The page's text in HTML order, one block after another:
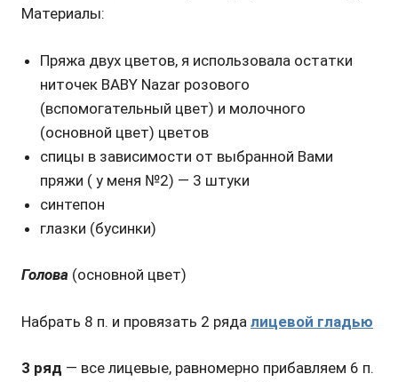
Материалы:
Пряжа двух цветов, я использовала остатки
ниточек BABY Nazar розового
(вспомогательный цвет) и молочного
(основной цвет) цветов
спицы в зависимости от выбранной Вами
пряжи ( у меня №2) — 3 штуки
синтепон
глазки (бусинки)
Голова (основной цвет)
Набрать 8 п. и провязать 2 ряда лицевой гладью
3 ряд — все лицевые, равномерно прибавляем 6 п.